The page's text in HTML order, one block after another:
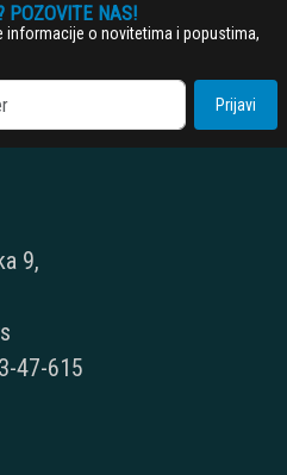
POZOVITE NAS!
informacije o novitetima i popustima,
Prijavi
9,
47-615